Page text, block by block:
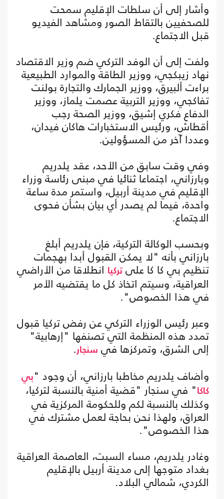
وأشار إلى أن سلطات الإقليم سمحت
للصحفيين بالتقاط الصور ومشاهد الفيديو
قبل الاجتماع.
ولفت إلى أن الوفد التركي ضم وزير الاقتصاد
نهاد زيبكجي، ووزير الطاقة والموارد الطبيعية
براءت ألبيرق، ووزير الجمارك والتجارة بولنت
تفاكجي، ووزير التربية عصمت يلماز، ووزير
الدفاع فكري إشيق، ووزير الصحة رجب
أقطاش، ورئيس الاستخبارات هاكان فيدان،
وعددا آخر من المسؤولين.
وفي وقت سابق من الأحد، عقد يلدريم
وبارزاني، اجتماعا ثنائيا في مبنى رئاسة وزراء
الإقليم في مدينة أربيل، واستمر مدة ساعة
واحدة، فيما لم يصدر أي بيان بشأن فحوى
الاجتماع.
وبحسب الوكالة التركية، فإن يلدريم أبلغ
بارزاني بأنه "لا يمكن القبول أبدا بهجمات
تنظيم بي كا كا على تركيا انطلاقا من الأراضي
العراقية، وسيتم اتخاذ كل ما يقتضيه الأمر
في هذا الخصوص".
وعبر رئيس الوزراء التركي عن رفض تركيا قبول
تمدد هذه المنظمة التي تصنفها "إرهابية"
إلى الشرق، وتمركزها في سنجار .
وأضاف يلدريم مخاطبا بارزاني، أن وجود " بي
كاكا " في سنجار "قضية أمنية بالنسبة لتركيا،
وكذلك بالنسبة لكم وللحكومة المركزية في
العراق، ولهذا نحن بحاجة لعمل مشترك في
هذا الخصوص".
وغادر يلدريم، مساء السبت، العاصمة العراقية
بغداد متوجها إلى مدينة أربيل بالإقليم
الكردي، شمالي البلاد.